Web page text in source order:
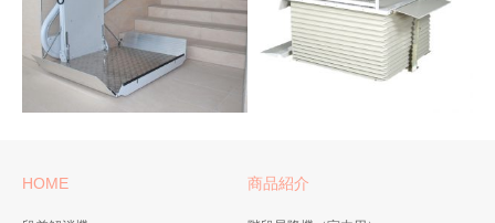
した、内・外回りの自在型。
エスコートスリム
プ。
ストップのなめらかで自然な
HOME 商品紹介